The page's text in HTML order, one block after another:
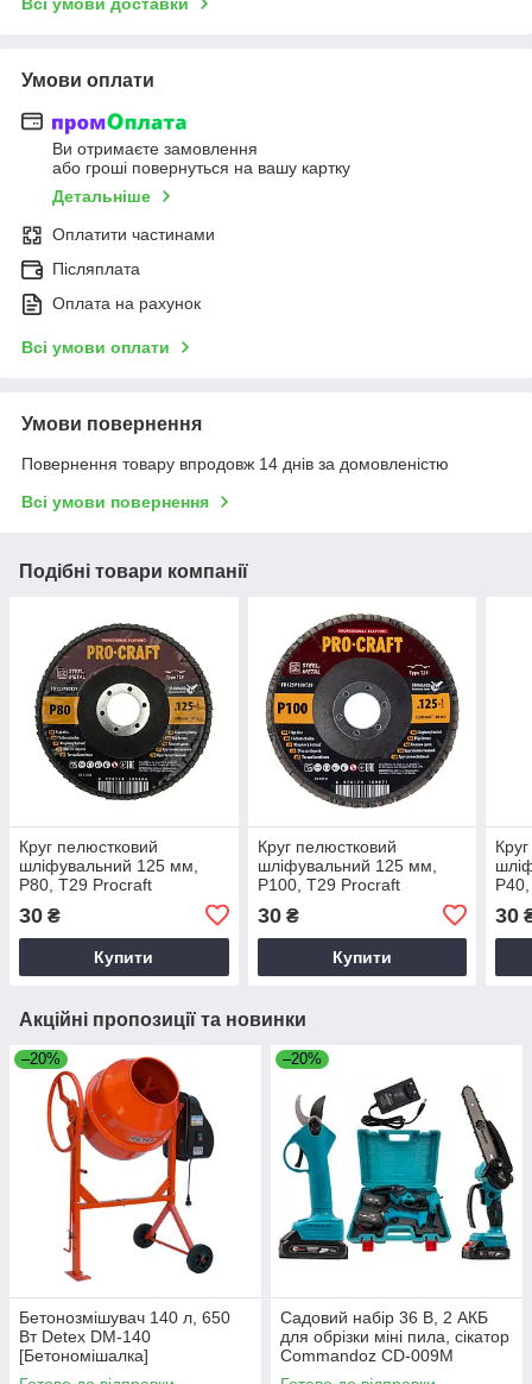
Умови оплати
Ви отримаєте замовлення
або гроші повернуться на вашу картку
Детальніше
Оплатити частинами
Післяплата
Оплата на рахунок
Всі умови оплати
Умови повернення
Повернення товару впродовж 14 днів за домовленістю
Всі умови повернення
Подібні товари компанії
Круг пелюстковий
шліфувальний 125 мм,
Р80, T29 Procraft
FD125P80T29 упаковка 10
шт
30 ₴
Купити
Круг пелюстковий
шліфувальний 125 мм,
Р100, T29 Procraft
FD125P100T29 упаковка
10 шт
30₴
Купити
шт
30
Акційні пропозиції та новинки
–20%
Бетонозмішувач 140 л, 650
Вт Detex DM-140
[Бетономішалка]
–20%
Садовий набір 36 В, 2 АКБ
для обрізки міні пила, сікатор
Commandoz CD-009M